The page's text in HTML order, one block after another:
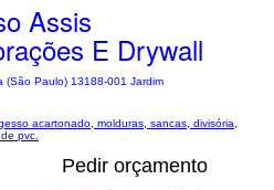
Assis
E Drywall
(São Paulo) 13188-001 Jardim
acartonado, molduras, sancas, divisória,
pvc.
Pedir orçamento